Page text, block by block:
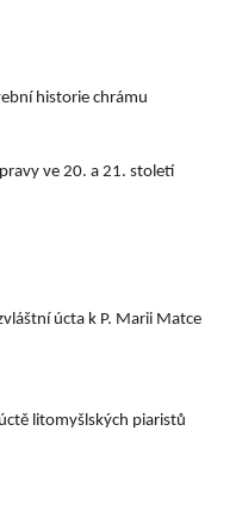
historie chrámu
ve 20. a 21. století
úcta k P. Marii Matce
litomyšlských piaristů